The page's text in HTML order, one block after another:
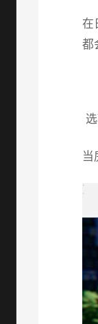
在
都
当